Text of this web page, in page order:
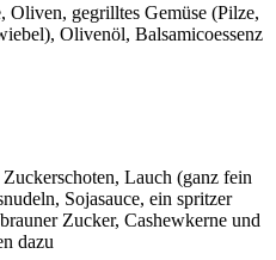
Oliven, gegrilltes Gemüse (Pilze,
Olivenöl, Balsamicoessenz
Lauch (ganz fein
Sojasauce, ein spritzer
Zucker, Cashewkerne und
dazu